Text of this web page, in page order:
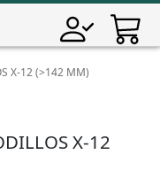
X-12 (>142 MM)
X-12